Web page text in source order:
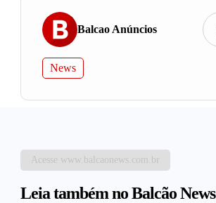
Balcao Anúncios
News
Acesse www.balcaonews.com.br
Leia também no Balcão News